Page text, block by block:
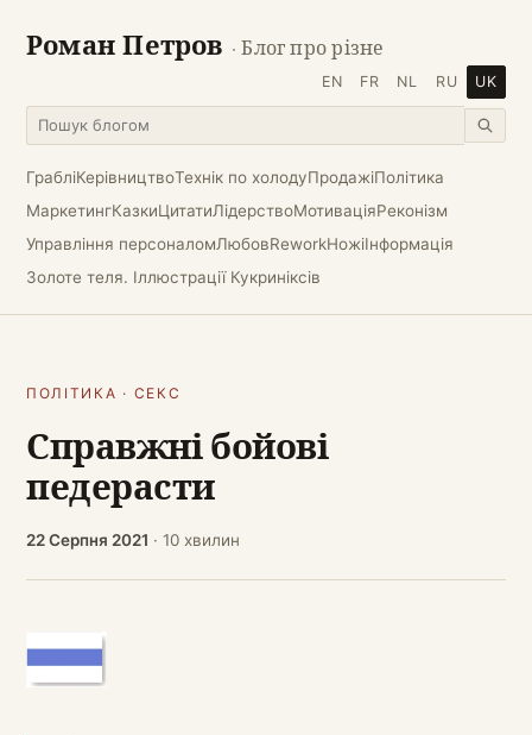
Роман Петров · Блог про різне
EN FR NL RU UK
ГрабліКерівництвоТехнік по холодуПродажіПолітика
МаркетингКазкиЦитатиЛідерствоМотиваціяРеконізм
Управління персоналомЛюбовReworkНожіІнформація
Золоте теля. Іллюстрації Кукриніксів
ПОЛІТИКА · СЕКС
Справжні бойові
педерасти
22 Серпня 2021 · 10 хвилин